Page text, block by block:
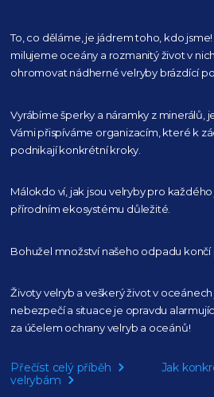
To, co děláme, je jádrem toho, kdo
milujeme oceány a rozmanitý život v
ohromovat nádherné velryby brázdící
Vyrábíme šperky a náramky z minerálů,
Vámi přispíváme organizacím, které k
podnikají konkrétní kroky.
Málokdo ví, jak jsou velryby pro každého
přírodním ekosystému důležité.
Bohužel množství našeho odpadu končí
Životy velryb a veškerý život v
nebezpečí a situace je opravdu
za účelem ochrany velryb a oceánů!
Přečíst celý příběh
Jak
velrybám